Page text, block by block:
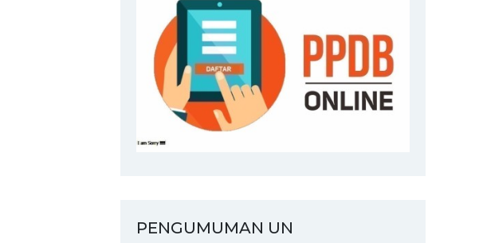
PENGUMUMAN UN